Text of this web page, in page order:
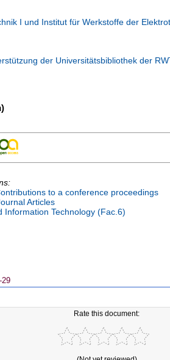
I und Institut für Werkstoffe der
der Universitätsbibliothek der
to a conference proceedings
Articles
Information Technology (Fac.6)
29
Rate this document: